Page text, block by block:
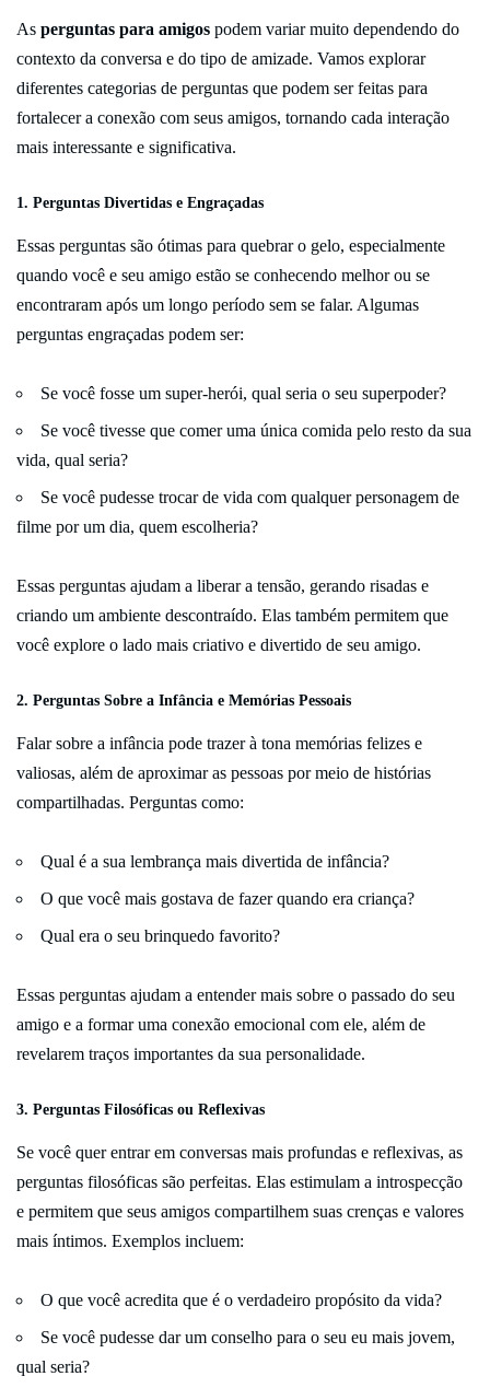
As perguntas para amigos podem variar muito dependendo do
contexto da conversa e do tipo de amizade. Vamos explorar
diferentes categorias de perguntas que podem ser feitas para
fortalecer a conexão com seus amigos, tornando cada interação
mais interessante e significativa.
1. Perguntas Divertidas e Engraçadas
Essas perguntas são ótimas para quebrar o gelo, especialmente
quando você e seu amigo estão se conhecendo melhor ou se
encontraram após um longo período sem se falar. Algumas
perguntas engraçadas podem ser:
Se você fosse um super-herói, qual seria o seu superpoder?
Se você tivesse que comer uma única comida pelo resto da sua
vida, qual seria?
Se você pudesse trocar de vida com qualquer personagem de
filme por um dia, quem escolheria?
Essas perguntas ajudam a liberar a tensão, gerando risadas e
criando um ambiente descontraído. Elas também permitem que
você explore o lado mais criativo e divertido de seu amigo.
2. Perguntas Sobre a Infância e Memórias Pessoais
Falar sobre a infância pode trazer à tona memórias felizes e
valiosas, além de aproximar as pessoas por meio de histórias
compartilhadas. Perguntas como:
Qual é a sua lembrança mais divertida de infância?
O que você mais gostava de fazer quando era criança?
Qual era o seu brinquedo favorito?
Essas perguntas ajudam a entender mais sobre o passado do seu
amigo e a formar uma conexão emocional com ele, além de
revelarem traços importantes da sua personalidade.
3. Perguntas Filosóficas ou Reflexivas
Se você quer entrar em conversas mais profundas e reflexivas, as
perguntas filosóficas são perfeitas. Elas estimulam a introspecção
e permitem que seus amigos compartilhem suas crenças e valores
mais íntimos. Exemplos incluem:
O que você acredita que é o verdadeiro propósito da vida?
Se você pudesse dar um conselho para o seu eu mais jovem,
qual seria?